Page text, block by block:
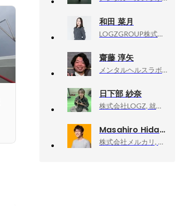
和田 菜月
LOGZGROUP株式会社, 就労移行ITスクール横須賀 リーダー
齋藤 淳矢
メンタルヘルスラボ株式会社, 就労移行ITスクール名古屋丸の内BM(リーダー)
日下部 紗奈
株式会社LOGZ, 就労移行ITスクール宇都宮
Masahiro Hidaka
株式会社メルカリ, メルペイ エキスパート（Android）